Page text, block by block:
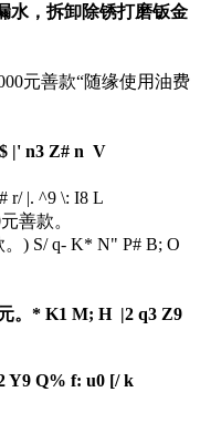
水，拆卸除锈打磨钣金
元善款“随缘使用油费
|' n3 Z# n V
r/ |. ^9 \: I8 L
善款。
) S/ q- K* N" P# B; O
。 * K1 M; H |2 q3 Z9
Y9 Q% f: u0 [/ k